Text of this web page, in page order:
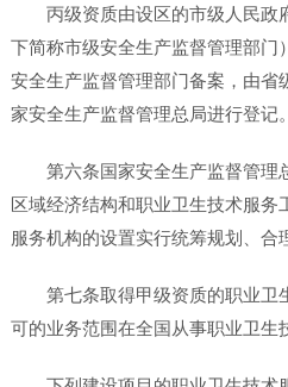
丙级资质由设区的市级人民政
下简称市级安全生产监督管理部门
安全生产监督管理部门备案，由省
家安全生产监督管理总局进行登记。
第六条国家安全生产监督管理
区域经济结构和职业卫生技术服务
服务机构的设置实行统筹规划、合
第七条取得甲级资质的职业卫
可的业务范围在全国从事职业卫生